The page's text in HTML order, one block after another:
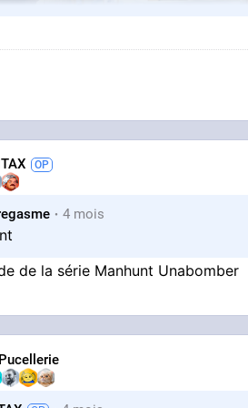
4 mois
de la série Manhunt Unabomber